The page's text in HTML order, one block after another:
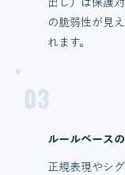
出し）は保護
の脆弱性が見
れます。
03
ルールベース
正規表現やシ